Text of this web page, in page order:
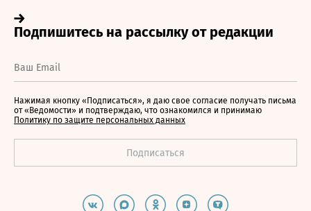
Нажимая кнопку «Подписаться», я даю свое согласие получать письма
от «Ведомости» и подтверждаю, что ознакомился и принимаю
Политику по защите персональных данных